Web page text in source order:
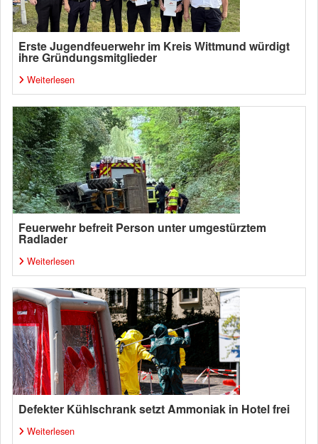
Erste Jugendfeuerwehr im Kreis Wittmund würdigt
ihre Gründungsmitglieder
Weiterlesen
Feuerwehr befreit Person unter umgestürztem
Radlader
Weiterlesen
Defekter Kühlschrank setzt Ammoniak in Hotel frei
Weiterlesen